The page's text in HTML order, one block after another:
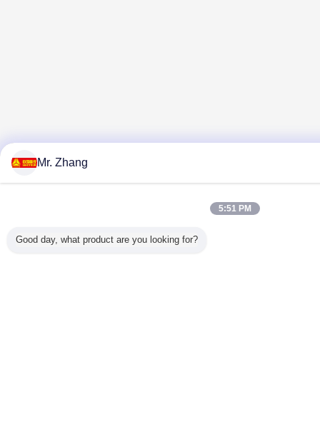
Mr. Zhang
5:51 PM
Good day, what product are you looking for?